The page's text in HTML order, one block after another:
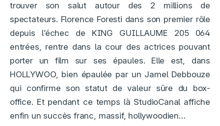
trouver son salut autour des 2 millions de
spectateurs. Florence Foresti dans son premier rôle
depuis l’échec de KING GUILLAUME 205 064
entrées, rentre dans la cour des actrices pouvant
porter un film sur ses épaules. Elle est, dans
HOLLYWOO, bien épaulée par un Jamel Debbouze
qui confirme son statut de valeur sûre du box-
office. Et pendant ce temps là StudioCanal affiche
enfin un succès franc, massif, hollywoodien…